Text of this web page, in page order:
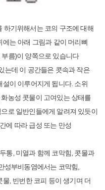
하기위해서는 코의 구조에 대해
는 아래 그림과 같이 머리뼈
름)이 양쪽으로 있습니다
는데 이 공간들은 콧속과 작은
이 이루어지게 됩니다. 소위
농성 콧물이 고여있는 상태를
로 일반인들에게 알려져 있듯이
에 따라 급성 또는 만성
통, 미열과 함께 코막힘, 콧물과
성부비동염에서는 코막힘,
, 빈번한 코피 등이 생기며 더